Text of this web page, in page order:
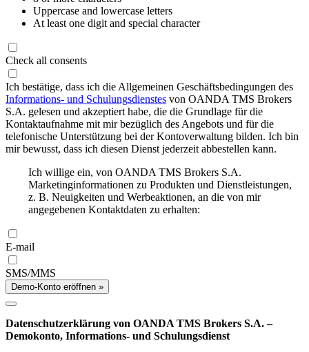
Uppercase and lowercase letters
At least one digit and special character
Check all consents
Ich bestätige, dass ich die Allgemeinen Geschäftsbedingungen des
Informations- und Schulungsdienstes von OANDA TMS Brokers
S.A. gelesen und akzeptiert habe, die die Grundlage für die
Kontaktaufnahme mit mir bezüglich des Angebots und für die
telefonische Unterstützung bei der Kontoverwaltung bilden. Ich bin
mir bewusst, dass ich diesen Dienst jederzeit abbestellen kann.
Ich willige ein, von OANDA TMS Brokers S.A.
Marketinginformationen zu Produkten und Dienstleistungen,
z. B. Neuigkeiten und Werbeaktionen, an die von mir
angegebenen Kontaktdaten zu erhalten:
E-mail
SMS/MMS
Demo-Konto eröffnen »
Datenschutzerklärung von OANDA TMS Brokers S.A. –
Demokonto, Informations- und Schulungsdienst